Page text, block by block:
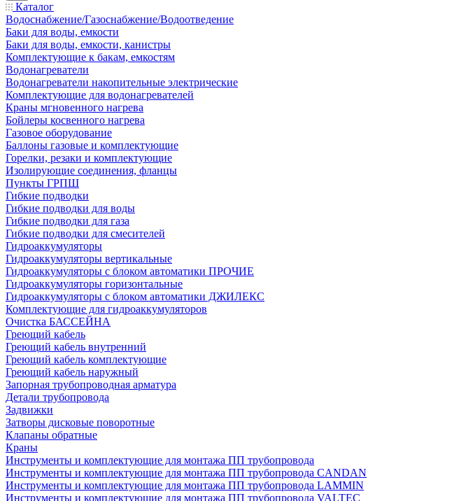
Каталог
Водоснабжение/Газоснабжение/Водоотведение
Баки для воды, емкости
Баки для воды, емкости, канистры
Комплектующие к бакам, емкостям
Водонагреватели
Водонагреватели накопительные электрические
Комплектующие для водонагревателей
Краны мгновенного нагрева
Бойлеры косвенного нагрева
Газовое оборудование
Баллоны газовые и комплектующие
Горелки, резаки и комплектующие
Изолирующие соединения, фланцы
Пункты ГРПШ
Гибкие подводки
Гибкие подводки для воды
Гибкие подводки для газа
Гибкие подводки для смесителей
Гидроаккумуляторы
Гидроаккумуляторы вертикальные
Гидроаккумуляторы с блоком автоматики ПРОЧИЕ
Гидроаккумуляторы горизонтальные
Гидроаккумуляторы с блоком автоматики ДЖИЛЕКС
Комплектующие для гидроаккумуляторов
Очистка БАССЕЙНА
Греющий кабель
Греющий кабель внутренний
Греющий кабель комплектующие
Греющий кабель наружный
Запорная трубопроводная арматура
Детали трубопровода
Задвижки
Затворы дисковые поворотные
Клапаны обратные
Краны
Инструменты и комплектующие для монтажа ПП трубопровода
Инструменты и комплектующие для монтажа ПП трубопровода CANDAN
Инструменты и комплектующие для монтажа ПП трубопровода LAMMIN
Инструменты и комплектующие для монтажа ПП трубопровода VALTEC